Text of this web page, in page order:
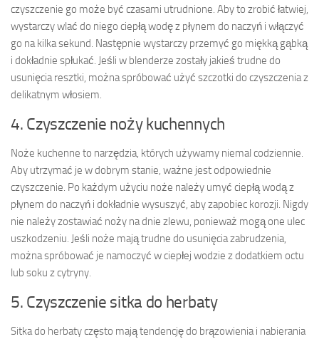
czyszczenie go może być czasami utrudnione. Aby to zrobić łatwiej,
wystarczy wlać do niego ciepłą wodę z płynem do naczyń i włączyć
go na kilka sekund. Następnie wystarczy przemyć go miękką gąbką
i dokładnie spłukać. Jeśli w blenderze zostały jakieś trudne do
usunięcia resztki, można spróbować użyć szczotki do czyszczenia z
delikatnym włosiem.
4. Czyszczenie noży kuchennych
Noże kuchenne to narzędzia, których używamy niemal codziennie.
Aby utrzymać je w dobrym stanie, ważne jest odpowiednie
czyszczenie. Po każdym użyciu noże należy umyć ciepłą wodą z
płynem do naczyń i dokładnie wysuszyć, aby zapobiec korozji. Nigdy
nie należy zostawiać noży na dnie zlewu, ponieważ mogą one ulec
uszkodzeniu. Jeśli noże mają trudne do usunięcia zabrudzenia,
można spróbować je namoczyć w ciepłej wodzie z dodatkiem octu
lub soku z cytryny.
5. Czyszczenie sitka do herbaty
Sitka do herbaty często mają tendencję do brązowienia i nabierania